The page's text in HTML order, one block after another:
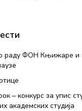
раду ФОН Књижаре и
– конкурс за упис
академских студија